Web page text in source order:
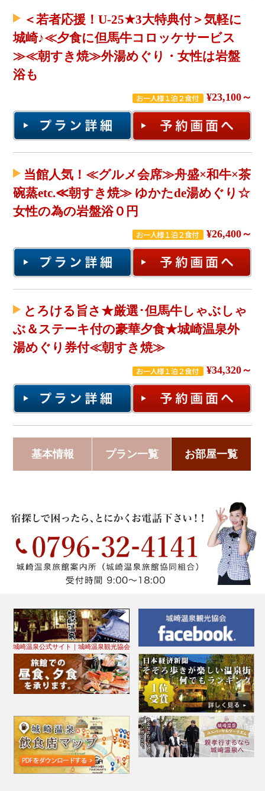
＜若者応援！U-25★3大特典付＞気軽に
城崎♪≪夕食に但馬牛コロッケサービス
≫≪朝すき焼≫外湯めぐり・女性は岩盤
浴も
¥23,100～
当館人気！≪グルメ会席≫舟盛×和牛×茶
碗蒸etc.≪朝すき焼≫ ゆかたde湯めぐり☆
女性の為の岩盤浴０円
¥26,400～
とろける旨さ★厳選･但馬牛しゃぶしゃ
ぶ＆ステーキ付の豪華夕食★城崎温泉外
湯めぐり券付≪朝すき焼≫
¥34,320～
基本情報 プラン一覧 お部屋一覧
城崎温泉公式サイト｜城崎温泉観光協会